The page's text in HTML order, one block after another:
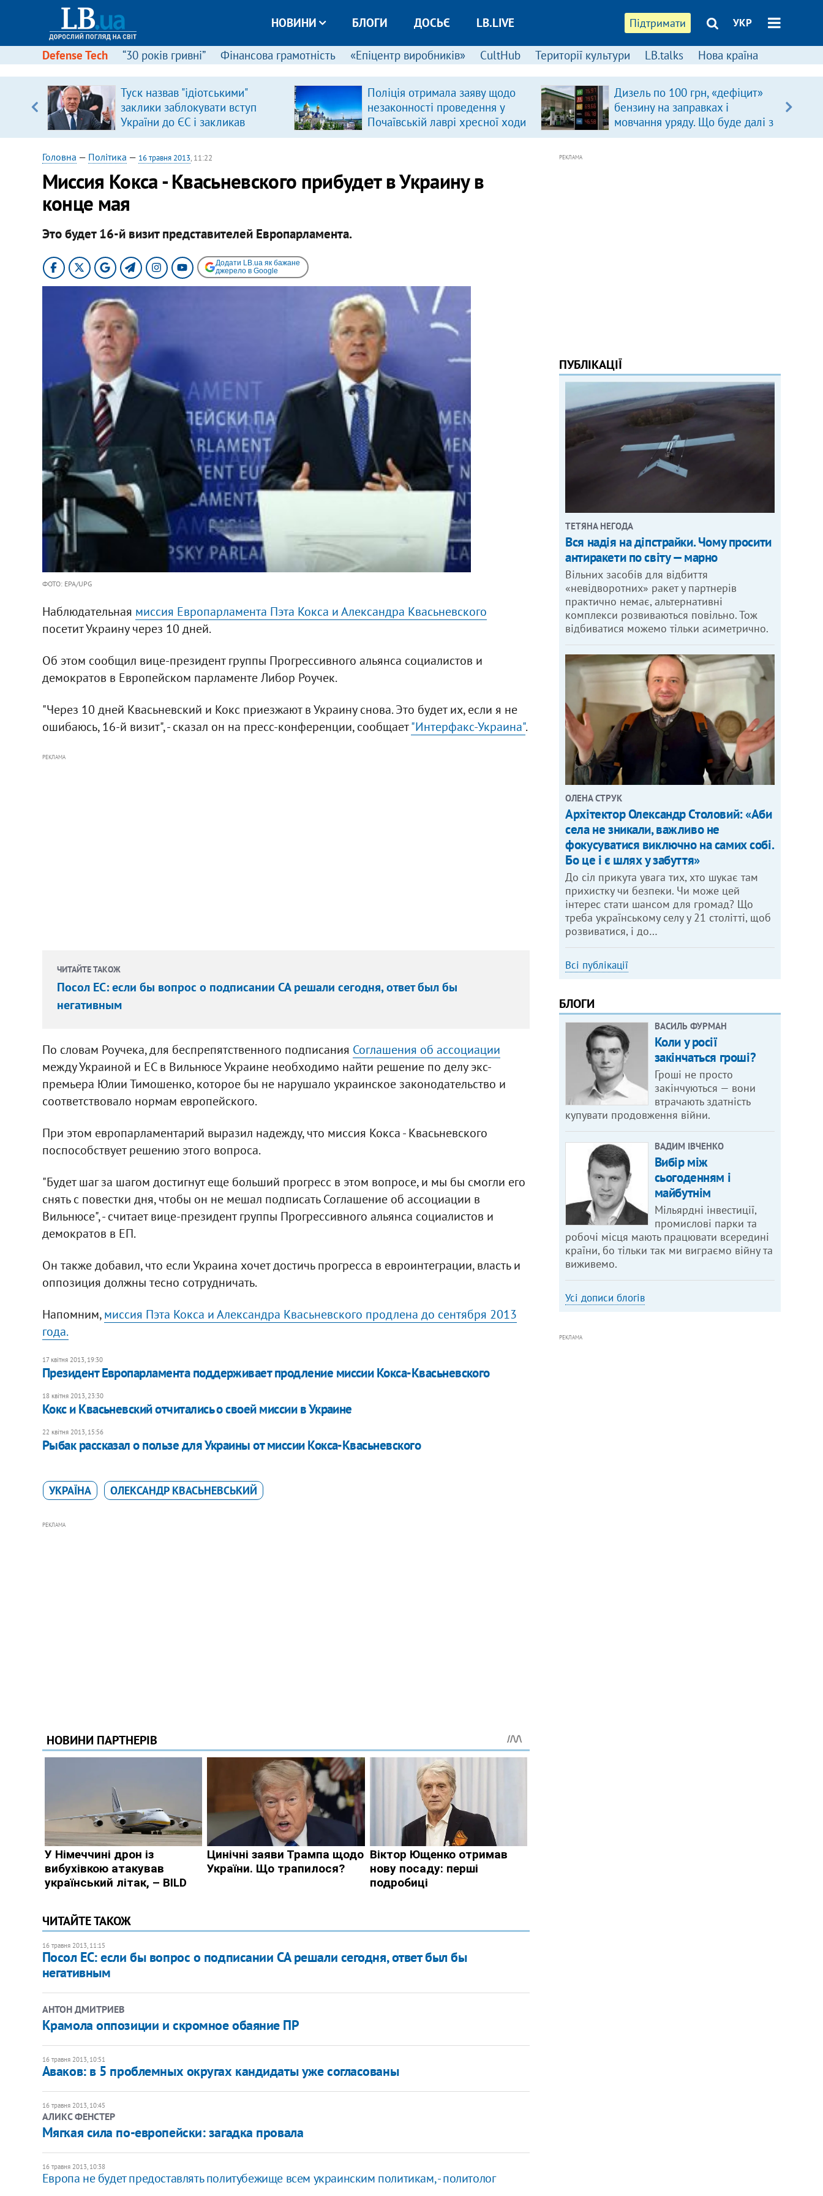
Підтримати УКР
НОВИНИ БЛОГИ ДОСЬЄ LB.LIVE
Defense Tech “30 років гривні” Фінансова грамотність «Епіцентр виробників» CultHub Території культури LB.talks Нова країна
Туск назвав "ідіотськими"
заклики заблокувати вступ
України до ЄС і закликав
припинити антиукраїнську
риторику
Поліція отримала заяву щодо
незаконності проведення у
Почаївській лаврі хресної ходи
Дизель по 100 грн, «дефіцит»
бензину на заправках і
мовчання уряду. Що буде далі з
цінами на пальне?
Головна — Політика — 16 травня 2013, 11:22
​Миссия Кокса - Квасьневского прибудет в Украину в
конце мая
Это будет 16-й визит представителей Европарламента.
Додати LB.ua як бажане
джерело в Google
ФОТО: EPA/UPG
Наблюдательная миссия Европарламента Пэта Кокса и Александра Квасьневского
посетит Украину через 10 дней.
Об этом сообщил вице-президент группы Прогрессивного альянса социалистов и
демократов в Европейском парламенте Либор Роучек.
"Через 10 дней Квасьневский и Кокс приезжают в Украину снова. Это будет их, если я не
ошибаюсь, 16-й визит", - сказал он на пресс-конференции, сообщает"Интерфакс-Украина".
РЕКЛАМА
ЧИТАЙТЕ ТАКОЖ
Посол ЕС: если бы вопрос о подписании СА решали сегодня, ответ был бы
негативным
По словам Роучека, для беспрепятственного подписания Соглашения об ассоциации
между Украиной и ЕС в Вильнюсе Украине необходимо найти решение по делу экс-
премьера Юлии Тимошенко, которое бы не нарушало украинское законодательство и
соответствовало нормам европейского.
При этом европарламентарий выразил надежду, что миссия Кокса - Квасьневского
поспособствует решению этого вопроса.
"Будет шаг за шагом достигнут еще больший прогресс в этом вопросе, и мы бы смогли его
снять с повестки дня, чтобы он не мешал подписать Соглашение об ассоциации в
Вильнюсе", - считает вице-президент группы Прогрессивного альянса социалистов и
демократов в ЕП.
Он также добавил, что если Украина хочет достичь прогресса в евроинтеграции, власть и
оппозиция должны тесно сотрудничать.
Напомним,миссия Пэта Кокса и Александра Квасьневского продлена до сентября 2013
года.
17 квітня 2013, 19:30
Президент Европарламента поддерживает продление миссии Кокса-Квасьневского
18 квітня 2013, 23:30
Кокс и Квасьневский отчитались о своей миссии в Украине
22 квітня 2013, 15:56
Рыбак рассказал о пользе для Украины от миссии Кокса-Квасьневского
УКРАЇНА ОЛЕКСАНДР КВАСЬНЕВСЬКИЙ
РЕКЛАМА
ЧИТАЙТЕ ТАКОЖ
16 травня 2013, 11:15
Посол ЕС: если бы вопрос о подписании СА решали сегодня, ответ был бы
негативным
АНТОН ДМИТРИЕВ
Крамола оппозиции и скромное обаяние ПР
16 травня 2013, 10:51
​Аваков: в 5 проблемных округах кандидаты уже согласованы
16 травня 2013, 10:45
АЛИКС ФЕНСТЕР
Мягкая сила по-европейски: загадка провала
16 травня 2013, 10:38
Европа не будет предоставлять политубежище всем украинским политикам, - политолог
РЕКЛАМА
ПУБЛІКАЦІЇ
ТЕТЯНА НЕГОДА
Вся надія на діпстрайки. Чому просити
антиракети по світу — марно
Вільних засобів для відбиття
«невідворотних» ракет у партнерів
практично немає, альтернативні
комплекси розвиваються повільно. Тож
відбиватися можемо тільки асиметрично.
ОЛЕНА СТРУК
Архітектор Олександр Столовий: «Аби
села не зникали, важливо не
фокусуватися виключно на самих собі.
Бо це і є шлях у забуття»
До сіл прикута увага тих, хто шукає там
прихистку чи безпеки. Чи може цей
інтерес стати шансом для громад? Що
треба українському селу у 21 столітті, щоб
розвиватися, і до…
Всі публікації
БЛОГИ
ВАСИЛЬ ФУРМАН
Коли у росії
закінчаться гроші?
Гроші не просто
закінчуються — вони
втрачають здатність
купувати продовження війни.
ВАДИМ ІВЧЕНКО
Вибір між
сьогоденням і
майбутнім
Мільярдні інвестиції,
промислові парки та
робочі місця мають працювати всередині
країни, бо тільки так ми виграємо війну та
виживемо.
Усі дописи блогів
РЕКЛАМА